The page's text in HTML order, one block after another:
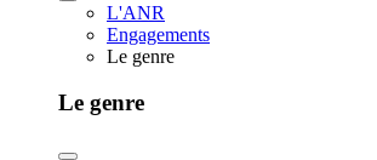
L'ANR
Engagements
Le genre
Le genre